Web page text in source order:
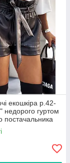
екошкіра р.42-
недорого гуртом
постачальника